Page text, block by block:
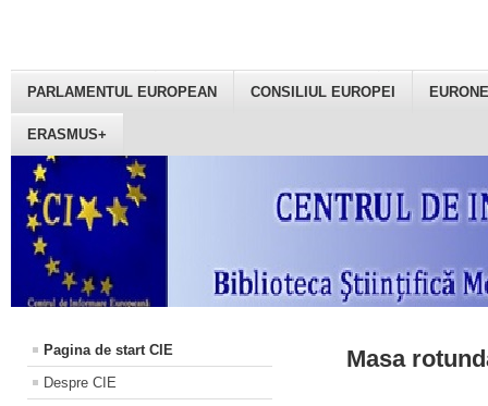
PARLAMENTUL EUROPEAN CONSILIUL EUROPEI
ERASMUS+
Pagina de start CIE
Despre CIE
Masa